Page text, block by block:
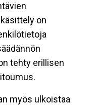
on
tehty erillisen
myös ulkoistaa